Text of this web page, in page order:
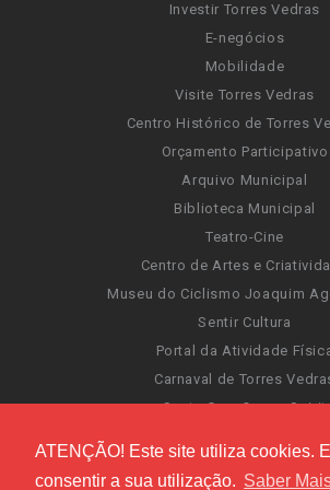
ATENÇÃO! Este site utiliza cookies.
consentir a sua utilização. Saber
Investir Torres Vedras
E-negócios
Mobilidade
Visite Torres Vedras
Centro Histórico de Torres
Orçamento Participativo
Arquivo Municipal
Biblioteca Municipal
Teatro-Cine
Centro de Artes e
Museu do Ciclismo Joaquim
Sentir Cultura
Portal da Atividade
Carnaval de Torres
Santa Cruz Ocean Spirit